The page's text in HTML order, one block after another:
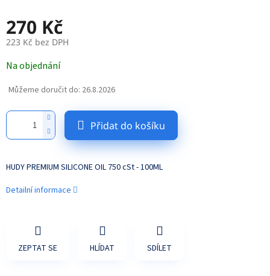
270 Kč
223 Kč bez DPH
cena:
Na objednání
Můžeme doručit do: 26.8.2026
Přidat do košíku
HUDY PREMIUM SILICONE OIL 750 cSt - 100ML
Detailní informace
ZEPTAT SE HLÍDAT SDÍLET